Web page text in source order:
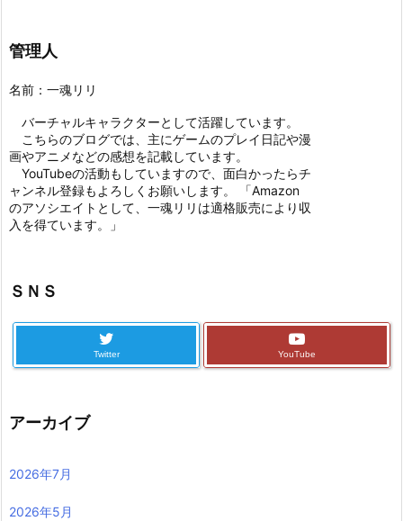
管理人
名前：一魂リリ
バーチャルキャラクターとして活躍しています。
こちらのブログでは、主にゲームのプレイ日記や漫
画やアニメなどの感想を記載しています。
YouTubeの活動もしていますので、面白かったらチ
ャンネル登録もよろしくお願いします。 「Amazon
のアソシエイトとして、一魂リリは適格販売により収
入を得ています。」
ＳＮＳ
Twitter YouTube
アーカイブ
2026年7月
2026年5月